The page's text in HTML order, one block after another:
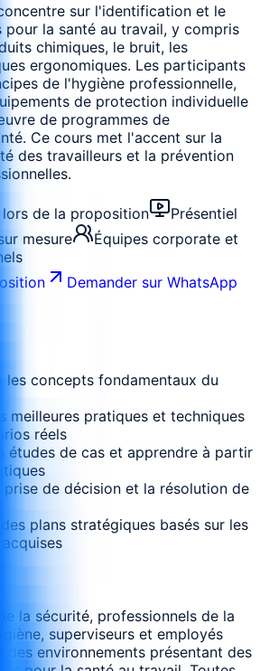
sur l'identification et le
pour la santé au travail, y compris
chimiques, le bruit, les
ergonomiques. Les participants
de l'hygiène professionnelle,
de protection individuelle
de programmes de
Ce cours met l'accent sur la
des travailleurs et la prévention
de la proposition
Présentiel
mesure
Équipes corporate et
Demander sur WhatsApp
concepts fondamentaux du
meilleures pratiques et techniques
réels
études de cas et apprendre à partir
de décision et la résolution de
plans stratégiques basés sur les
la sécurité, professionnels de la
superviseurs et employés
des environnements présentant des